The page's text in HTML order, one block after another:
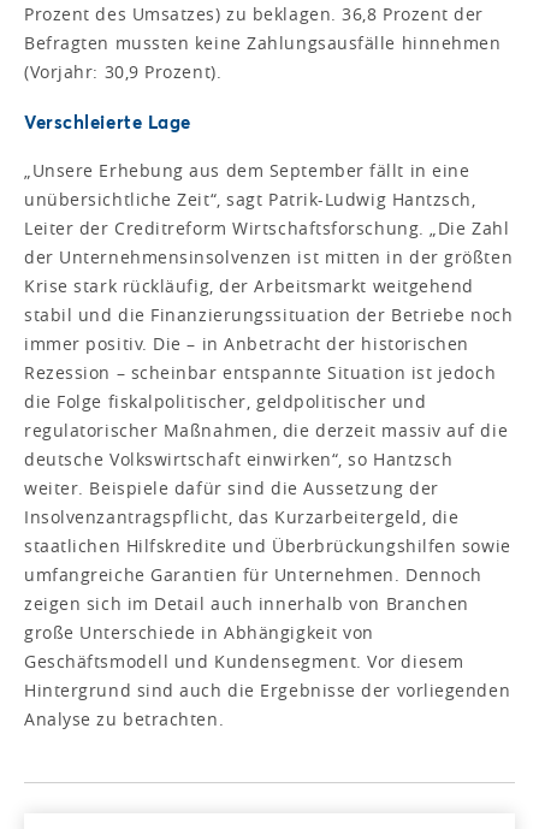
Prozent des Umsatzes) zu beklagen. 36,8 Prozent der
Befragten mussten keine Zahlungsausfälle hinnehmen
(Vorjahr: 30,9 Prozent).
Verschleierte Lage
„Unsere Erhebung aus dem September fällt in eine
unübersichtliche Zeit“, sagt Patrik-Ludwig Hantzsch,
Leiter der Creditreform Wirtschaftsforschung. „Die Zahl
der Unternehmensinsolvenzen ist mitten in der größten
Krise stark rückläufig, der Arbeitsmarkt weitgehend
stabil und die Finanzierungssituation der Betriebe noch
immer positiv. Die – in Anbetracht der historischen
Rezession – scheinbar entspannte Situation ist jedoch
die Folge fiskalpolitischer, geldpolitischer und
regulatorischer Maßnahmen, die derzeit massiv auf die
deutsche Volkswirtschaft einwirken“, so Hantzsch
weiter. Beispiele dafür sind die Aussetzung der
Insolvenzantragspflicht, das Kurzarbeitergeld, die
staatlichen Hilfskredite und Überbrückungshilfen sowie
umfangreiche Garantien für Unternehmen. Dennoch
zeigen sich im Detail auch innerhalb von Branchen
große Unterschiede in Abhängigkeit von
Geschäftsmodell und Kundensegment. Vor diesem
Hintergrund sind auch die Ergebnisse der vorliegenden
Analyse zu betrachten.